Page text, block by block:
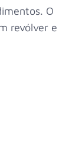
O
revólver e